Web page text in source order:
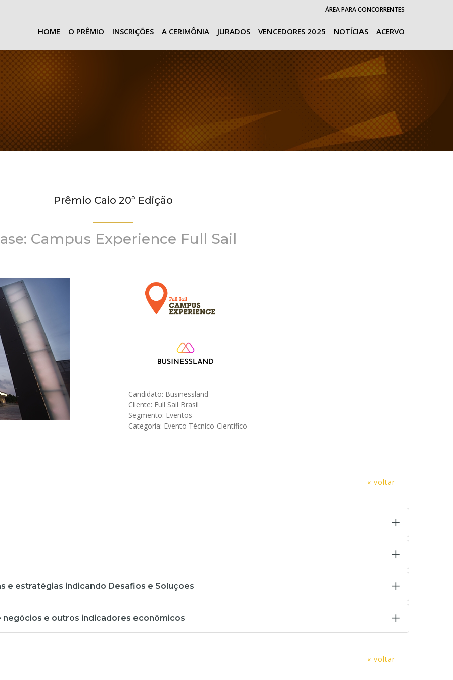
ÁREA PARA CONCORRENTES
HOME O PRÊMIO INSCRIÇÕES A CERIMÔNIA JURADOS VENCEDORES 2025 NOTÍCIAS ACERVO
Prêmio Caio 20ª Edição
Campus Experience Full Sail
Candidato: Businessland
Cliente: Full Sail Brasil
Segmento: Eventos
Categoria: Evento Técnico-Científico
« voltar
e estratégias indicando Desafios e Soluções
e outros indicadores econômicos
« voltar